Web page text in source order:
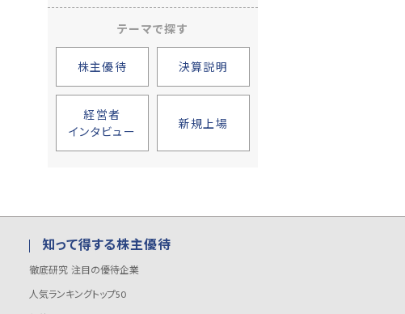
テーマで探す
株主優待 決算説明
経営者
インタビュー
新規上場
知って得する株主優待
徹底研究 注目の優待企業
人気ランキングトップ50